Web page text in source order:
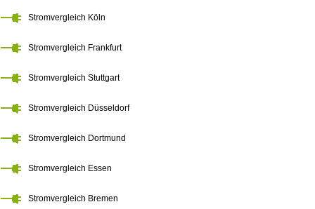
Stromvergleich Köln
Stromvergleich Frankfurt
Stromvergleich Stuttgart
Stromvergleich Düsseldorf
Stromvergleich Dortmund
Stromvergleich Essen
Stromvergleich Bremen